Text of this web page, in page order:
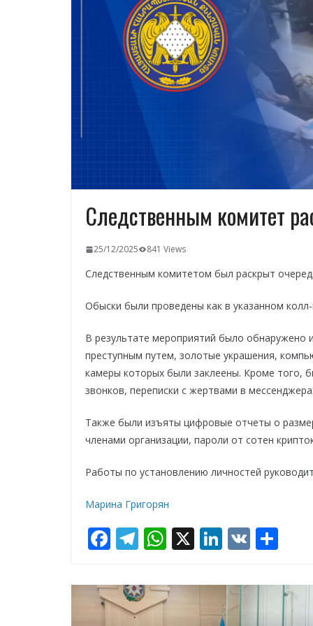
Следственным комитет
25/12/2025 841 Views
Следственным комитетом был раскрыт
Обыски были проведены как в указанном
В результате мероприятий было
преступным путем, золотые украшения,
камеры которых были заклеены. Кроме того,
звонков, переписки с жертвами в
Также были изъяты цифровые отчеты о
членами организации, пароли от сотен
Работы по установлению личностей
Марина Григорян
F
e
b
T
e
gr
W
at
s
X Li
k
e
V
п
р